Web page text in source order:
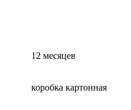
12 месяцев
коробка картонная